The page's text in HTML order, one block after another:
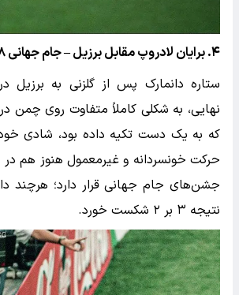
۴. برایان لادروپ مقابل برزیل – جام جهانی ۱۹۹۸
ستاره دانمارک پس از گلزنی به برزیل
نهایی، به شکلی کاملاً متفاوت روی چمن
که به یک دست تکیه داده بود، شادی
حرکت خونسردانه و غیرمعمول هنوز هم
جشن‌های جام جهانی قرار دارد؛ هرچند
نتیجه ۳ بر ۲ شکست خورد.